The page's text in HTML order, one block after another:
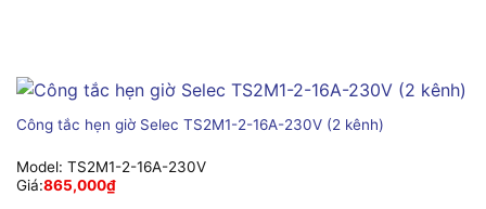
Công tắc hẹn giờ Selec TS2M1-2-16A-230V (2 kênh)
Model: TS2M1-2-16A-230V
Giá:865,000₫